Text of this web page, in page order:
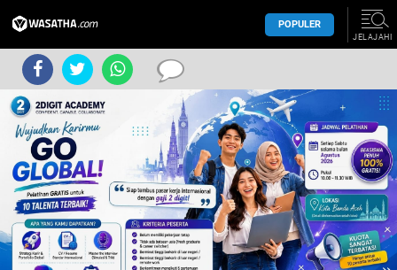
POPULER
JELAJAHI